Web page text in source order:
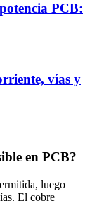
PCB:
vías y
en PCB?
luego
El cobre